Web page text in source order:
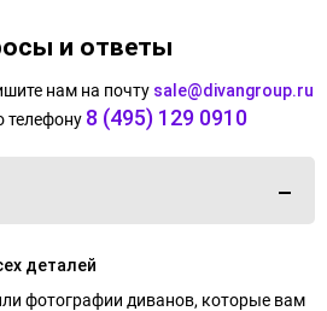
и ответы
нам на почту sale@divangroup.ru
телефону 8 (495) 129 0910
деталей
фотографии диванов, которые вам